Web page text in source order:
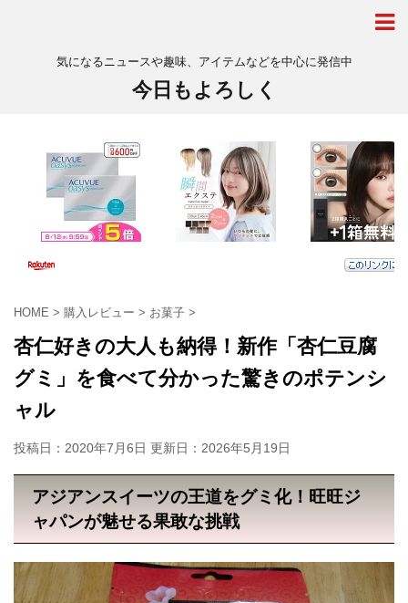
気になるニュースや趣味、アイテムなどを中心に発信中
今日もよろしく
HOME > 購入レビュー > お菓子 >
杏仁好きの大人も納得！新作「杏仁豆腐
グミ」を食べて分かった驚きのポテンシ
ャル
投稿日：2020年7月6日 更新日： 2026年5月19日
アジアンスイーツの王道をグミ化！旺旺ジ
ャパンが魅せる果敢な挑戦